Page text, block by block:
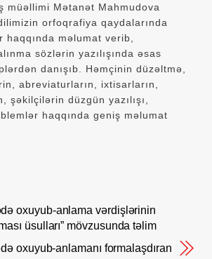
müəllimi Mətanət Mahmudova
orfoqrafiya qaydalarında
məlumat verib,
sözlərin yazılışında əsas
danışıb. Həmçinin düzəltmə,
abreviaturların, ixtisarların,
şəkilçilərin düzgün yazılışı,
haqqında geniş məlumat
oxuyub-anlama vərdişlərinin
üsulları” mövzusunda təlim
oxuyub-anlamanı formalaşdıran